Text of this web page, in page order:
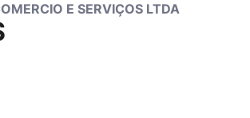
E SERVIÇOS LTDA